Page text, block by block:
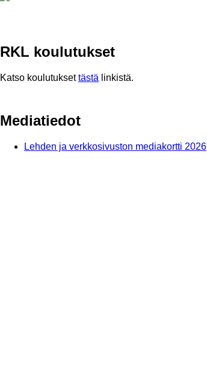
RKL koulutukset
Katso koulutuksettästä linkistä.
Mediatiedot
Lehden ja verkkosivuston mediakortti 2026